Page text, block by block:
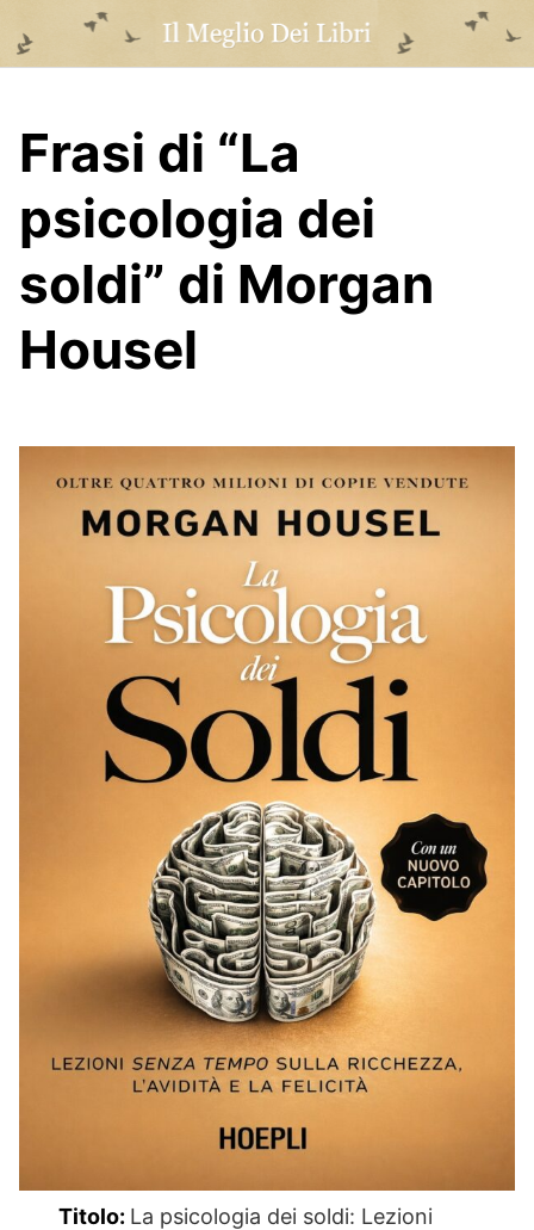
content
Frasi di “La
psicologia dei
soldi” di Morgan
Housel
Titolo: La psicologia dei soldi: Lezioni